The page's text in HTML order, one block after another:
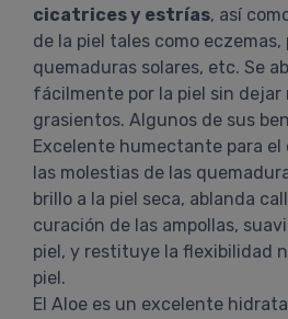
cicatrices y estrías, así
de la piel tales como eczemas,
quemaduras solares, etc. Se
fácilmente por la piel sin dejar
grasientos. Algunos de sus
Excelente humectante para el
las molestias de las
brillo a la piel seca, ablanda
curación de las ampollas,
piel, y restituye la flexibilidad
piel.
El Aloe es un excelente